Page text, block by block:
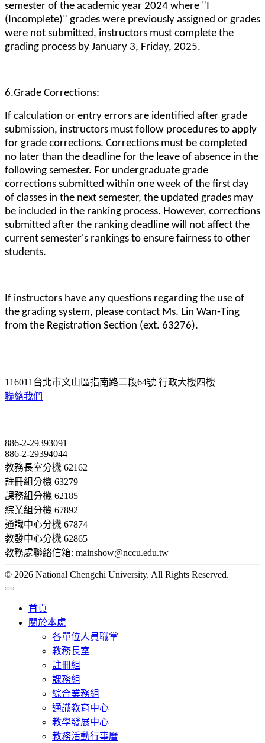
semester of the academic year 2024 where "I
(Incomplete)" grades were previously assigned or grades
were not submitted, instructors must complete the
grading process by January 3, Friday, 2025.
6.Grade Corrections:
If calculation or entry errors are identified after grade
submission, instructors must follow procedures to apply
for grade corrections. Corrections must be completed
no later than the deadline for the leave of absence in the
following semester. For undergraduate grade
corrections submitted within one week of the first day
of classes in the next semester, the updated grades may
be included in the ranking process. However, corrections
submitted after the ranking deadline will not affect the
current semester's rankings to ensure fairness to other
students.
If instructors have any questions regarding the use of
the grading system, please contact Ms. Lin Wan-Ting
from the Registration Section (ext. 63276).
116011台北市文山區指南路二段64號 行政大樓四樓
聯絡我們
886-2-29393091
886-2-29394044
教務長室分機 62162
註冊組分機 63279
課務組分機 62185
綜業組分機 67892
通識中心分機 67874
教發中心分機 62865
教務處聯絡信箱: mainshow@nccu.edu.tw
© 2026 National Chengchi University. All Rights Reserved.
首頁
關於本處
各單位人員職掌
教務長室
註冊組
課務組
綜合業務組
通識教育中心
教學發展中心
教務活動行事曆